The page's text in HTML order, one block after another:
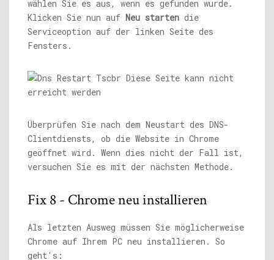
wählen Sie es aus, wenn es gefunden wurde.
Klicken Sie nun auf Neu starten die
Serviceoption auf der linken Seite des
Fensters.
Überprüfen Sie nach dem Neustart des DNS-
Clientdiensts, ob die Website in Chrome
geöffnet wird. Wenn dies nicht der Fall ist,
versuchen Sie es mit der nächsten Methode.
Fix 8 - Chrome neu installieren
Als letzten Ausweg müssen Sie möglicherweise
Chrome auf Ihrem PC neu installieren. So
geht's: